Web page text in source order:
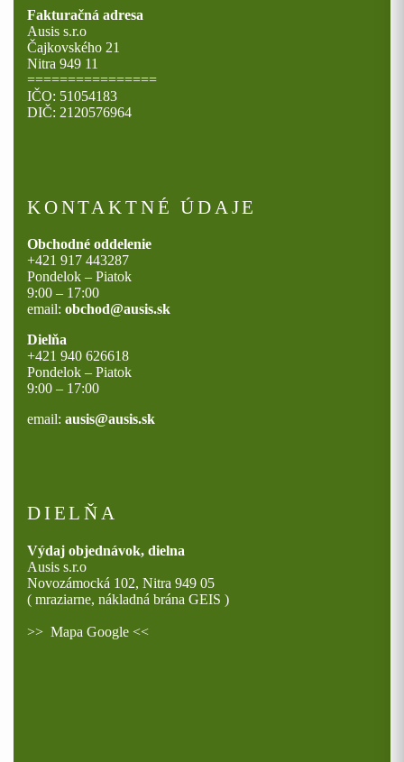
Fakturačná adresa
Ausis s.r.o
Čajkovského 21
Nitra 949 11
================
IČO: 51054183
DIČ: 2120576964
KONTAKTNÉ ÚDAJE
Obchodné oddelenie
+421 917 443287
Pondelok – Piatok
9:00 – 17:00
email: obchod@ausis.sk
Dielňa
+421 940 626618
Pondelok – Piatok
9:00 – 17:00
email: ausis@ausis.sk
DIELŇA
Výdaj objednávok, dielna
Ausis s.r.o
Novozámocká 102, Nitra 949 05
( mraziarne, nákladná brána GEIS )
>> Mapa Google <<